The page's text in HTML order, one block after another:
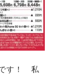
です！ 私